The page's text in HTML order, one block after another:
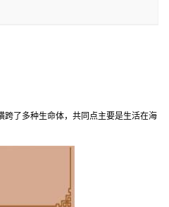
跨了多种生命体，共同点主要是生活在海